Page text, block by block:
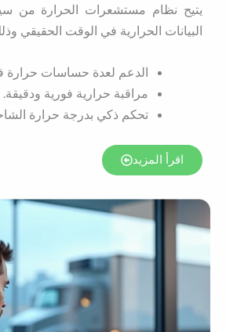
يتيح نظام مستشعرات الحرارة من
البيانات الحرارية في الوقت الحقيقي
الدعم لعدة حساسات حرارة
مراقبة حرارية فورية ودقيقة.
تحكم ذكي بدرجة حرارة
اقرأ المزيد